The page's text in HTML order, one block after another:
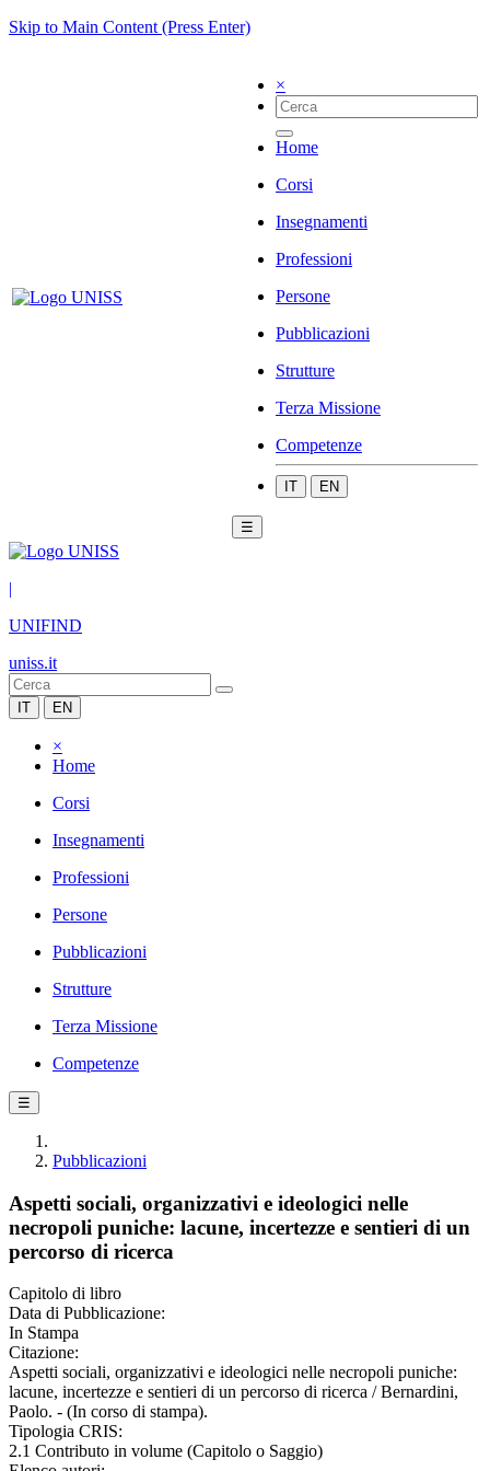
Skip to Main Content (Press Enter)
×
Home
Corsi
Insegnamenti
Professioni
Persone
Pubblicazioni
Strutture
Terza Missione
Competenze
IT EN
☰
|
UNIFIND
uniss.it
IT EN
×
Home
Corsi
Insegnamenti
Professioni
Persone
Pubblicazioni
Strutture
Terza Missione
Competenze
☰
Pubblicazioni
Aspetti sociali, organizzativi e ideologici nelle
necropoli puniche: lacune, incertezze e sentieri di un
percorso di ricerca
Capitolo di libro
Data di Pubblicazione:
In Stampa
Citazione:
Aspetti sociali, organizzativi e ideologici nelle necropoli puniche:
lacune, incertezze e sentieri di un percorso di ricerca / Bernardini,
Paolo. - (In corso di stampa).
Tipologia CRIS:
2.1 Contributo in volume (Capitolo o Saggio)